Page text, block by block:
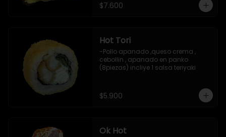
$7.600
Hot Tori
-Pollo apanado ,queso crema ,
cebollin , apanado en panko
(8piezas) incliye 1 salsa teriyaki
$5.900
Ok Hot